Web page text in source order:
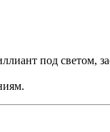
под светом,